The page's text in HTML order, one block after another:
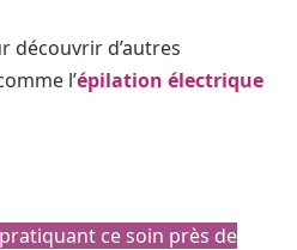
découvrir d’autres
l’épilation électrique
ce soin près de